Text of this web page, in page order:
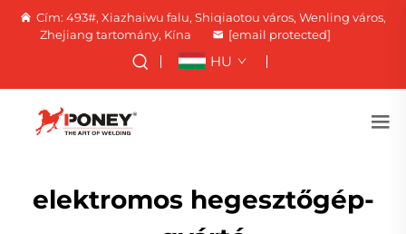
Cím: 493#, Xiazhaiwu falu, Shiqiaotou város, Wenling város,
Zhejiang tartomány, Kína
[email protected]
HU
elektromos hegesztőgép-